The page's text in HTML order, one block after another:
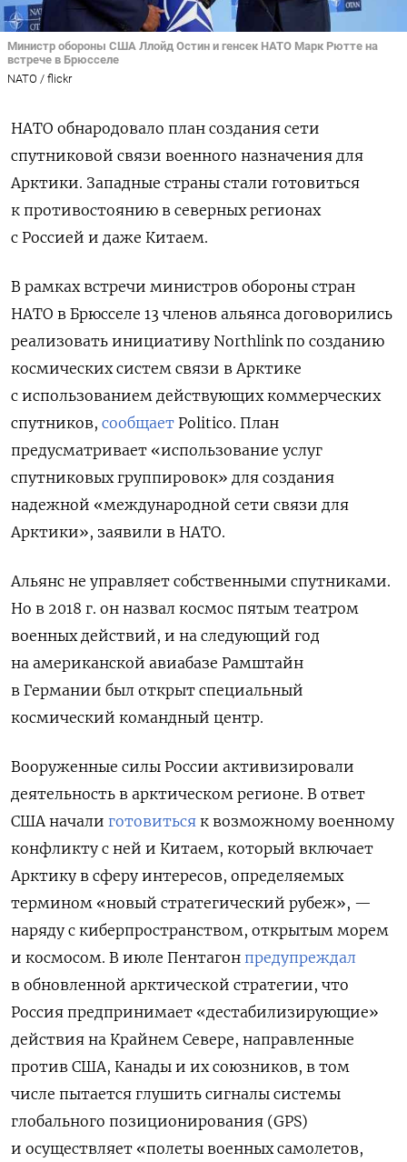
Министр обороны США Ллойд Остин и генсек НАТО Марк Рютте на
встрече в Брюсселе
NATO / flickr
НАТО обнародовало план создания сети
спутниковой связи военного назначения для
Арктики. Западные страны стали готовиться
к противостоянию в северных регионах
с Россией и даже Китаем.
В рамках встречи министров обороны стран
НАТО в Брюсселе 13 членов альянса договорились
реализовать инициативу Northlink по созданию
космических систем связи в Арктике
с использованием действующих коммерческих
спутников, сообщает Politico. План
предусматривает «использование услуг
спутниковых группировок» для создания
надежной «международной сети связи для
Арктики», заявили в НАТО.
Альянс не управляет собственными спутниками.
Но в 2018 г. он назвал космос пятым театром
военных действий, и на следующий год
на американской авиабазе Рамштайн
в Германии был открыт специальный
космический командный центр.
Вооруженные силы России активизировали
деятельность в арктическом регионе. В ответ
США начали готовиться к возможному военному
конфликту с ней и Китаем, который включает
Арктику в сферу интересов, определяемых
термином «новый стратегический рубеж», —
наряду с киберпространством, открытым морем
и космосом. В июле Пентагон предупреждал
в обновленной арктической стратегии, что
Россия предпринимает «дестабилизирующие»
действия на Крайнем Севере, направленные
против США, Канады и их союзников, в том
числе пытается глушить сигналы системы
глобального позиционирования (GPS)
и осуществляет «полеты военных самолетов,